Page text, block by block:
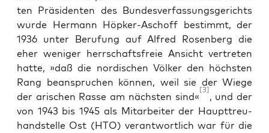
ten Prä­si­den­ten des Bun­des­ver­fas­sungs­ge­richts
wur­de Her­mann Höp­ker-Asch­off bestimmt, der
1936 unter Beru­fung auf Alfred Rosen­berg die
eher weni­ger herr­schafts­freie Ansicht ver­tre­ten
hat­te, »daß die nor­di­schen Völ­ker den höchs­ten
Rang bean­spru­chen kön­nen, weil sie der Wie­ge
der ari­schen Ras­se am nächs­ten sind«
[3]
, und der
von 1943 bis 1945 als Mit­ar­bei­ter der Haupt­treu­
hand­stel­le Ost (HTO) ver­ant­wort­lich war für die